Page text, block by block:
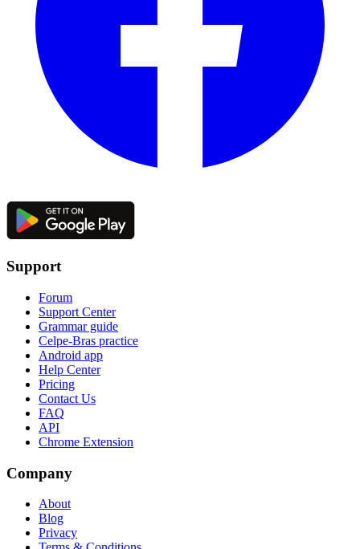
Support
Forum
Support Center
Grammar guide
Celpe-Bras practice
Android app
Help Center
Pricing
Contact Us
FAQ
API
Chrome Extension
Company
About
Blog
Privacy